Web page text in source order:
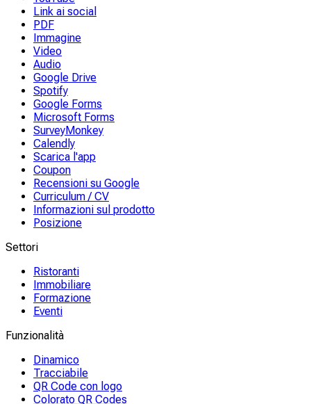
Link ai social
PDF
Immagine
Video
Audio
Google Drive
Spotify
Google Forms
Microsoft Forms
SurveyMonkey
Calendly
Scarica l'app
Coupon
Recensioni su Google
Curriculum / CV
Informazioni sul prodotto
Posizione
Settori
Ristoranti
Immobiliare
Formazione
Eventi
Funzionalità
Dinamico
Tracciabile
QR Code con logo
Colorato QR Codes